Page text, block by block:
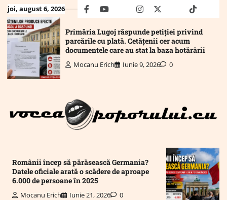
Skip
to
content
joi, august 6, 2026 facebookyoutubeMailinstagram
twitter truthtiktok
Primăria Lugoj răspunde petiției privind
parcările cu plată. Cetățenii cer acum
documentele care au stat la baza hotărârii
Mocanu Erich Iunie 9, 2026 0
Românii încep să părăsească Germania?
Datele oficiale arată o scădere de aproape
6.000 de persoane în 2025
Mocanu Erich Iunie 21, 2026 0